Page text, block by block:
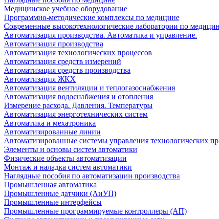
Медицинское учебное оборудование
Программно-методические комплексы по медицине
Современные высокотехнологические лаборатории по
Автоматизация производства. Автоматика и управление.
Автоматизация производства
Автоматизация технологических процессов
Автоматизация средств измерений
Автоматизация средств производства
Автоматизация ЖКХ
Автоматизация вентиляции и теплогазоснабжения
Автоматизация водоснабжения и отопления
Измерение расхода. Давления. Температуры
Автоматизация энерготехнических систем
Автоматика и мехатроника
Автоматизированные линии
Автоматизированные системы управления технологических
Элементы и основы систем автоматики
Физические объекты автоматизации
Монтаж и наладка систем автоматики
Наглядные пособия по автоматизации производства
Промышленная автоматика
Промышленные датчики (АиУП)
Промышленные интерфейсы
Промышленные программируемые контроллеры (АП)